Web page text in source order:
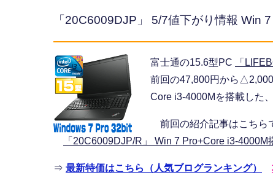
「20C6009DJP」 5/7値下がり情報 Win
富士通の15.6型PC 「
前回の47,800円から
Core i3-4000Mを搭載した
前回の紹介記事はこちら
「20C6009DJP/R」 Win 7 Pro+Core i3-
⇒ 最新特価はこちら（人気ブログランキング）